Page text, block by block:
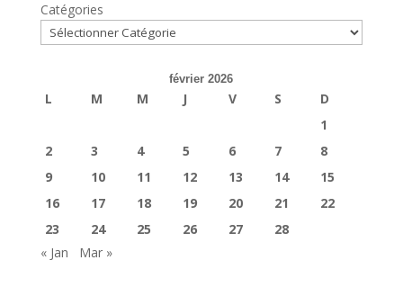
Catégories
février 2026
L M M J V S
D
1
2
3 4 5 6 7
8
9
10 11 12 13 14
15
16
17 18 19 20 21
22
23
24 25 26 27
28
« Jan
Mar »